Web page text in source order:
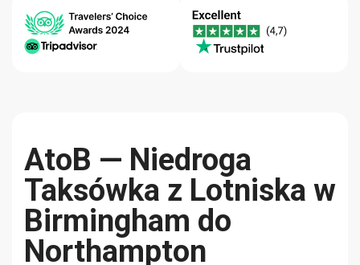
Centrum
Pomocy 24/7
Najniższej
AtoB — Niedroga
Taksówka z Lotniska w
Birmingham do
Northampton